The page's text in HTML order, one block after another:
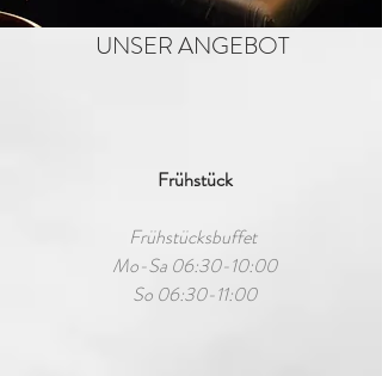
UNSER ANGEBOT
Frühstück
Frühstücksbuffet
Mo-Sa 06:30-10:00
So 06:30-11:00